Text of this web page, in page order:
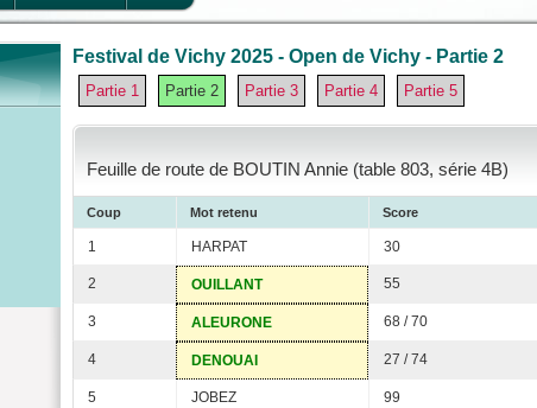
Festival de Vichy 2025 - Open de Vichy - Partie 2
Partie 1 Partie 2 Partie 3 Partie 4 Partie 5
Feuille de route de BOUTIN Annie (table 803, série 4B)
Coup Mot retenu Score
1 HARPAT 30
2 OUILLANT 55
3 ALEURONE 68 / 70
4 DENOUAI 27 / 74
5 JOBEZ 99